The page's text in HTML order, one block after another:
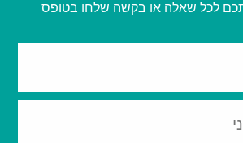
לכל שאלה או בקשה שלחו בטופס